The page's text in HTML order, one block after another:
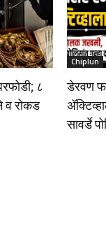
८
व रोकड
Chiplun
डेरवण
सावर्डे